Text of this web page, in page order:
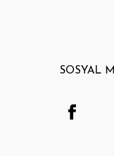
SOSYAL